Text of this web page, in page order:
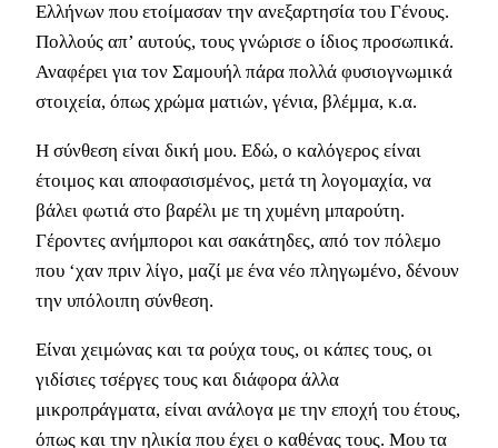
Ελλήνων που ετοίμασαν την ανεξαρτησία του Γένους.
Πολλούς απ’ αυτούς, τους γνώρισε ο ίδιος προσωπικά.
Αναφέρει για τον Σαμουήλ πάρα πολλά φυσιογνωμικά
στοιχεία, όπως χρώμα ματιών, γένια, βλέμμα, κ.α.
Η σύνθεση είναι δική μου. Εδώ, ο καλόγερος είναι
έτοιμος και αποφασισμένος, μετά τη λογομαχία, να
βάλει φωτιά στο βαρέλι με τη χυμένη μπαρούτη.
Γέροντες ανήμποροι και σακάτηδες, από τον πόλεμο
που ‘χαν πριν λίγο, μαζί με ένα νέο πληγωμένο, δένουν
την υπόλοιπη σύνθεση.
Είναι χειμώνας και τα ρούχα τους, οι κάπες τους, οι
γιδίσιες τσέργες τους και διάφορα άλλα
μικροπράγματα, είναι ανάλογα με την εποχή του έτους,
όπως και την ηλικία που έχει ο καθένας τους. Μου τα